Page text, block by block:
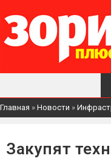
Главная » Новости »
Закупят